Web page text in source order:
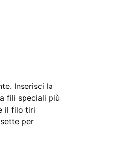
Inserisci la
fili speciali più
il filo tiri
per